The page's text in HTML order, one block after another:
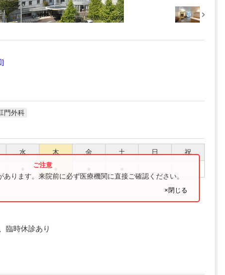
]
門外科
水 木 金 土 日 祝
ります。来院前に必ず医療機関に直接ご確認ください。
×閉じる
臨時休診あり